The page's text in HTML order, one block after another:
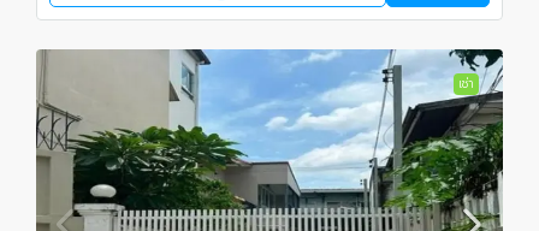
เช่า